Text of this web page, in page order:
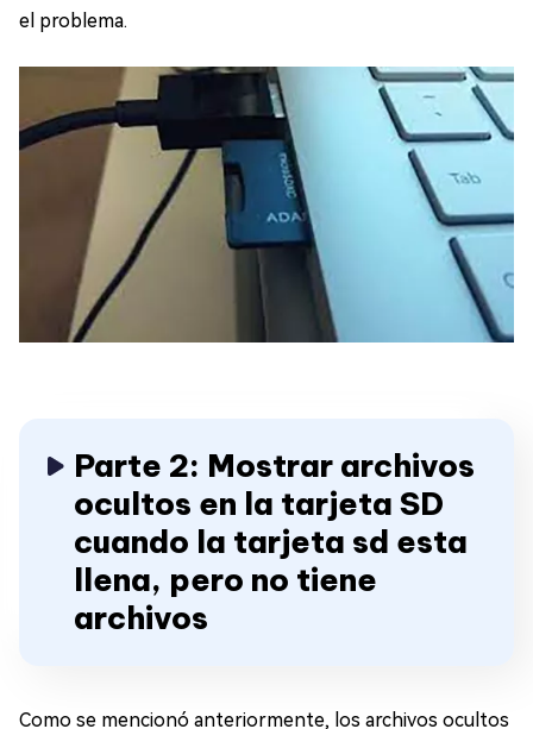
el problema.
Parte 2: Mostrar archivos
ocultos en la tarjeta SD
cuando la tarjeta sd esta
llena, pero no tiene
archivos
Como se mencionó anteriormente, los archivos ocultos